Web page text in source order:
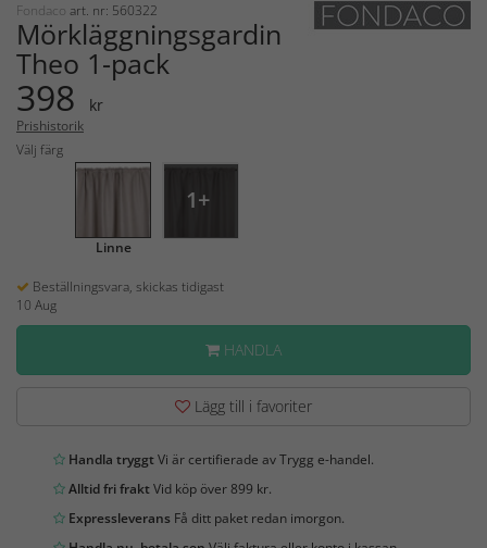
Fondaco art. nr: 560322
Mörkläggningsgardin
Theo 1-pack
398 kr
Prishistorik
Välj färg
Linne
1+
Beställningsvara, skickas tidigast
10 Aug
HANDLA
Lägg till i favoriter
Handla tryggtVi är certifierade av Trygg e-handel.
Alltid fri fraktVid köp över 899 kr.
Expressleverans Få ditt paket redan imorgon.